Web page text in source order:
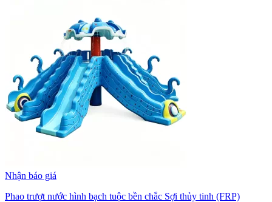
Nhận báo giá
Phao trượt nước hình bạch tuộc bền chắc Sợi thủy tinh (FRP)